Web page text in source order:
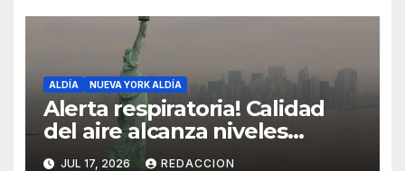
ALDÍA NUEVA YORK ALDÍA
Alerta respiratoria! Calidad
del aire alcanza niveles
peligrosos en NYC
JUL 17, 2026 REDACCION